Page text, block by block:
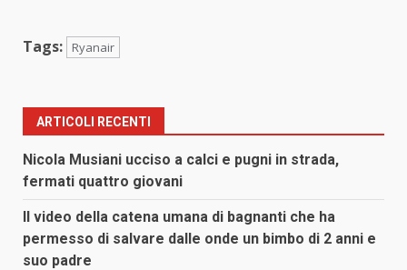
Tags: Ryanair
ARTICOLI RECENTI
Nicola Musiani ucciso a calci e pugni in strada,
fermati quattro giovani
Il video della catena umana di bagnanti che ha
permesso di salvare dalle onde un bimbo di 2 anni e
suo padre